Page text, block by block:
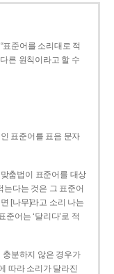
준어를 소리대로 적
른 원칙이라고 할 수
표준어를 표음 문자
춤법이 표준어를 대상
는다는 것은 그 표준어
[나무]라고 소리 나는
준어는 ‘달리다’로 적
분하지 않은 경우가
따라 소리가 달라진